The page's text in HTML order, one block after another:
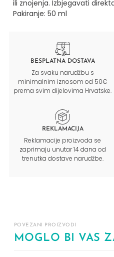
ili znojenja. Izbjegavati
Pakiranje: 50 ml
BESPLATNA DOSTAVA
Za svaku narudžbu s
minimalnim iznosom od 50€
prema svim dijelovima Hrvatske.
REKLAMACIJA
Reklamacije proizvoda se
zaprimaju unutar 14 dana od
trenutka dostave narudžbe.
POVEZANI PROIZVODI
MOGLO BI VAS